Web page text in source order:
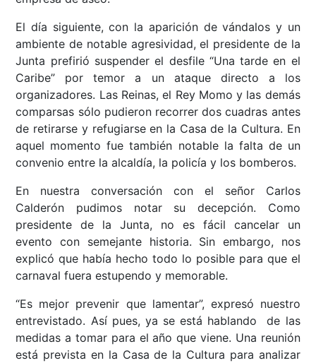
El día siguiente, con la aparición de vándalos y un
ambiente de notable agresividad, el presidente de la
Junta prefirió suspender el desfile “Una tarde en el
Caribe” por temor a un ataque directo a los
organizadores. Las Reinas, el Rey Momo y las demás
comparsas sólo pudieron recorrer dos cuadras antes
de retirarse y refugiarse en la Casa de la Cultura. En
aquel momento fue también notable la falta de un
convenio entre la alcaldía, la policía y los bomberos.
En nuestra conversación con el señor Carlos
Calderón pudimos notar su decepción. Como
presidente de la Junta, no es fácil cancelar un
evento con semejante historia. Sin embargo, nos
explicó que había hecho todo lo posible para que el
carnaval fuera estupendo y memorable.
“Es mejor prevenir que lamentar”, expresó nuestro
entrevistado. Así pues, ya se está hablando de las
medidas a tomar para el año que viene. Una reunión
está prevista en la Casa de la Cultura para analizar